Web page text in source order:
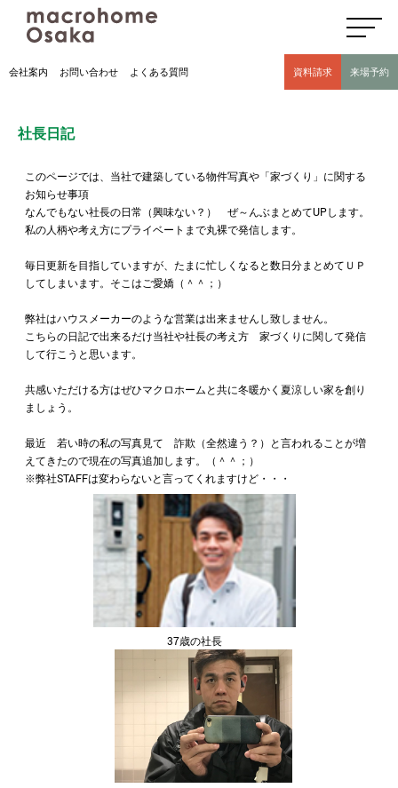
高気密高断熱住宅のマクロホーム大阪の社長日記(豊中市 モデルハウス有)
会社案内 お問い合わせ よくある質問 資料請求 来場予約
社長日記
このページでは、当社で建築している物件写真や「家づくり」に関する
お知らせ事項
なんでもない社長の日常（興味ない？） ぜ～んぶまとめてUPします。
私の人柄や考え方にプライベートまで丸裸で発信します。
毎日更新を目指していますが、たまに忙しくなると数日分まとめてＵＰ
してしまいます。そこはご愛嬌（＾＾；）
弊社はハウスメーカーのような営業は出来ませんし致しません。
こちらの日記で出来るだけ当社や社長の考え方 家づくりに関して発信
して行こうと思います。
共感いただける方はぜひマクロホームと共に冬暖かく夏涼しい家を創り
ましょう。
最近 若い時の私の写真見て 詐欺（全然違う？）と言われることが増
えてきたので現在の写真追加します。（＾＾；）
※弊社STAFFは変わらないと言ってくれますけど・・・
37歳の社長